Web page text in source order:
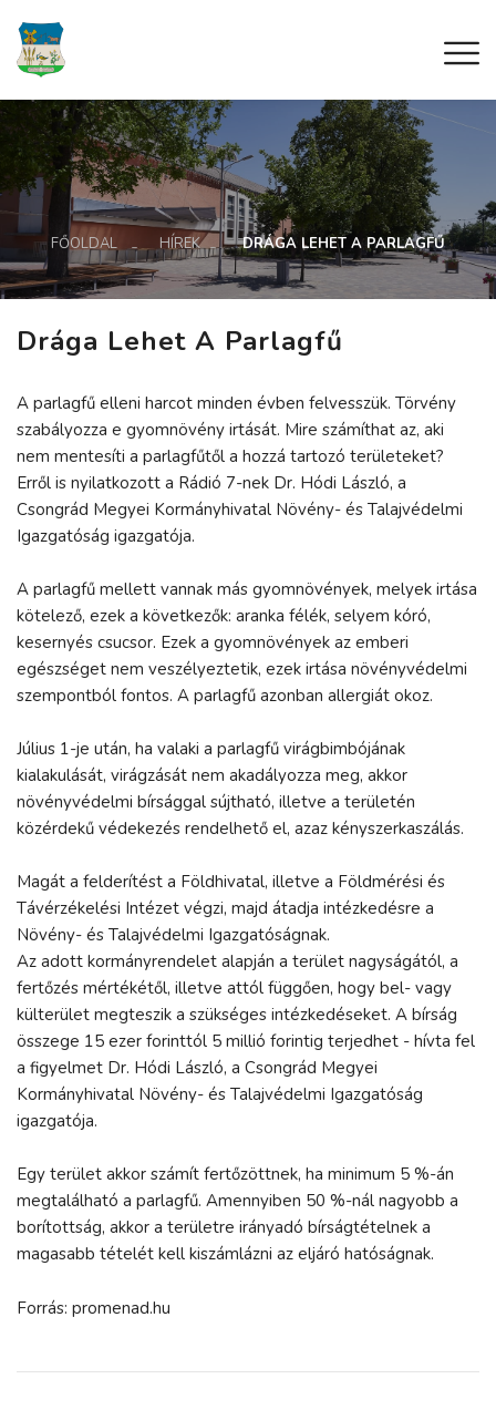
FŐOLDAL HÍREK DRÁGA LEHET A PARLAGFŰ
Drága Lehet A Parlagfű
A parlagfű elleni harcot minden évben felvesszük. Törvény
szabályozza e gyomnövény irtását. Mire számíthat az, aki
nem mentesíti a parlagfűtől a hozzá tartozó területeket?
Erről is nyilatkozott a Rádió 7-nek Dr. Hódi László, a
Csongrád Megyei Kormányhivatal Növény- és Talajvédelmi
Igazgatóság igazgatója.
A parlagfű mellett vannak más gyomnövények, melyek irtása
kötelező, ezek a következők: aranka félék, selyem kóró,
kesernyés csucsor. Ezek a gyomnövények az emberi
egészséget nem veszélyeztetik, ezek irtása növényvédelmi
szempontból fontos. A parlagfű azonban allergiát okoz.
Július 1-je után, ha valaki a parlagfű virágbimbójának
kialakulását, virágzását nem akadályozza meg, akkor
növényvédelmi bírsággal sújtható, illetve a területén
közérdekű védekezés rendelhető el, azaz kényszerkaszálás.
Magát a felderítést a Földhivatal, illetve a Földmérési és
Távérzékelési Intézet végzi, majd átadja intézkedésre a
Növény- és Talajvédelmi Igazgatóságnak.
Az adott kormányrendelet alapján a terület nagyságától, a
fertőzés mértékétől, illetve attól függően, hogy bel- vagy
külterület megteszik a szükséges intézkedéseket. A bírság
összege 15 ezer forinttól 5 millió forintig terjedhet - hívta fel
a figyelmet Dr. Hódi László, a Csongrád Megyei
Kormányhivatal Növény- és Talajvédelmi Igazgatóság
igazgatója.
Egy terület akkor számít fertőzöttnek, ha minimum 5 %-án
megtalálható a parlagfű. Amennyiben 50 %-nál nagyobb a
borítottság, akkor a területre irányadó bírságtételnek a
magasabb tételét kell kiszámlázni az eljáró hatóságnak.
Forrás: promenad.hu